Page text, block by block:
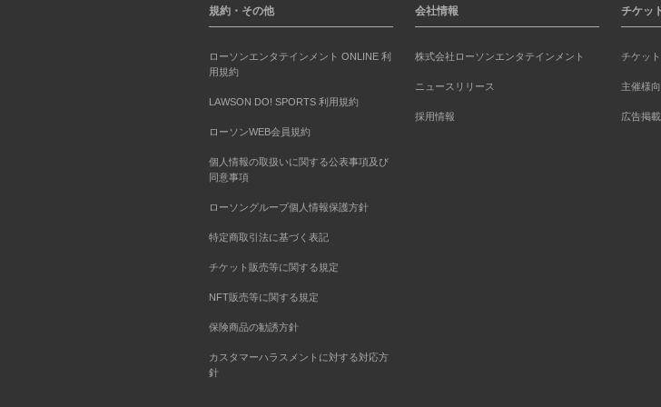
規約・その他
ローソンエンタテインメント ONLINE 利
用規約
LAWSON DO! SPORTS 利用規約
ローソンWEB会員規約
個人情報の取扱いに関する公表事項及び
同意事項
ローソングループ個人情報保護方針
特定商取引法に基づく表記
チケット販売等に関する規定
NFT販売等に関する規定
保険商品の勧誘方針
カスタマーハラスメントに対する対応方
針
会社情報
株式会社ローソンエンタテインメント
ニュースリリース
採用情報
チケッ
チケッ
主催様
広告掲